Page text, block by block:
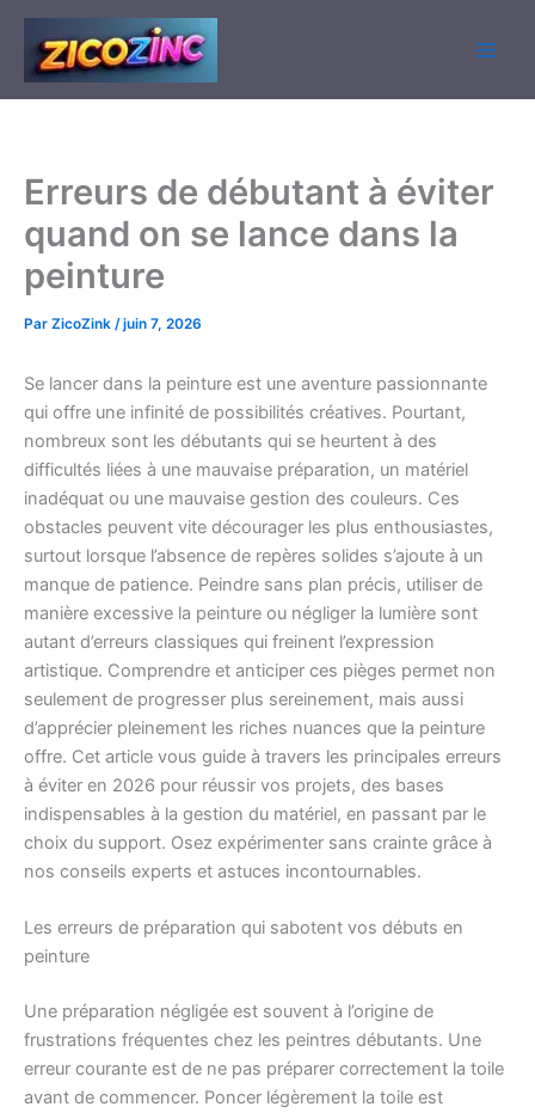
Aller
contenu
Erreurs de débutant à éviter
quand on se lance dans la
peinture
Par ZicoZink /juin 7, 2026
Se lancer dans la peinture est une aventure passionnante
qui offre une infinité de possibilités créatives. Pourtant,
nombreux sont les débutants qui se heurtent à des
difficultés liées à une mauvaise préparation, un matériel
inadéquat ou une mauvaise gestion des couleurs. Ces
obstacles peuvent vite décourager les plus enthousiastes,
surtout lorsque l’absence de repères solides s’ajoute à un
manque de patience. Peindre sans plan précis, utiliser de
manière excessive la peinture ou négliger la lumière sont
autant d’erreurs classiques qui freinent l’expression
artistique. Comprendre et anticiper ces pièges permet non
seulement de progresser plus sereinement, mais aussi
d’apprécier pleinement les riches nuances que la peinture
offre. Cet article vous guide à travers les principales erreurs
à éviter en 2026 pour réussir vos projets, des bases
indispensables à la gestion du matériel, en passant par le
choix du support. Osez expérimenter sans crainte grâce à
nos conseils experts et astuces incontournables.
Les erreurs de préparation qui sabotent vos débuts en
peinture
Une préparation négligée est souvent à l’origine de
frustrations fréquentes chez les peintres débutants. Une
erreur courante est de ne pas préparer correctement la toile
avant de commencer. Poncer légèrement la toile est